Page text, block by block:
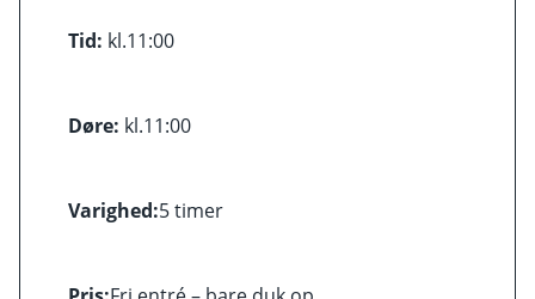
Tid: kl.11:00
Døre: kl.11:00
Varighed:5 timer